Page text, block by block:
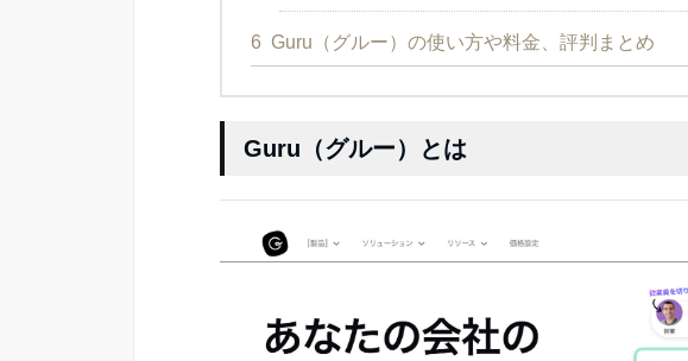
6 Guru（グルー）の使い方や料金、評判まとめ
Guru（グルー）とは